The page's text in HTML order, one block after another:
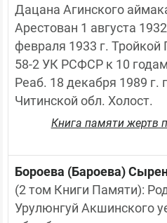
Дацана Агинского
Арестован 1 августа
февраля 1933 г.
58-2 УК РСФСР к 10
Реаб. 18 декабря 1989 г.
Читинской обл. Холост.
Книга памяти жертв
Бороева (Бароева)
(2 том Книги Памяти):
Урулюнгуй Акшинского